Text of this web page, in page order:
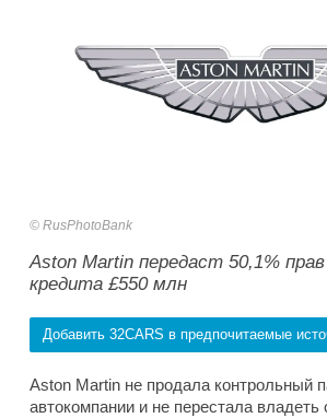
RusPhotoBank
Aston Martin передаст 50,1%
кредита £550 млн
Добавить 32CARS в предпочитаемые
Aston Martin не продала контрольный
автокомпании и не перестала